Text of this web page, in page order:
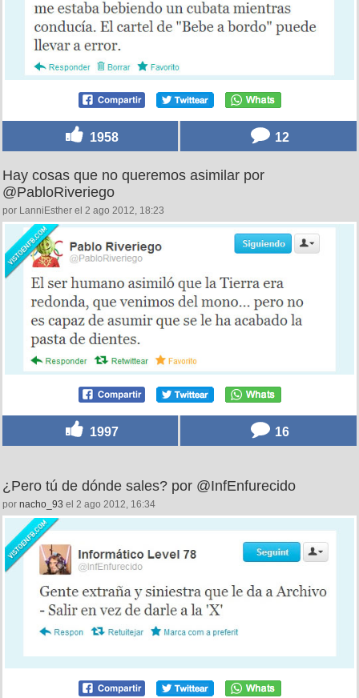
1958 12
Hay cosas que no queremos asimilar por
@PabloRiveriego
por LanniEsther el 2 ago 2012, 18:23
1997 16
¿Pero tú de dónde sales? por @InfEnfurecido
por nacho_93 el 2 ago 2012, 16:34